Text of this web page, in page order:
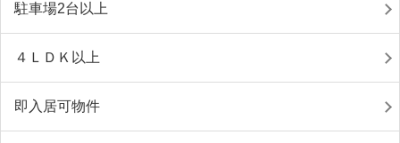
駐車場2台以上
４ＬＤＫ以上
即入居可物件